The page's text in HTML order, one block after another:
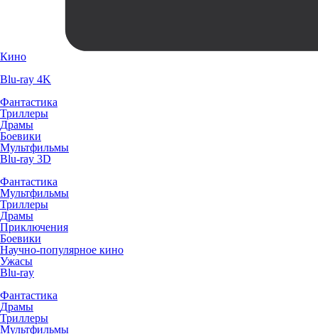
Кино
Blu-ray 4K
Фантастика
Триллеры
Драмы
Боевики
Мультфильмы
Blu-ray 3D
Фантастика
Мультфильмы
Триллеры
Драмы
Приключения
Боевики
Научно-популярное кино
Ужасы
Blu-ray
Фантастика
Драмы
Триллеры
Мультфильмы